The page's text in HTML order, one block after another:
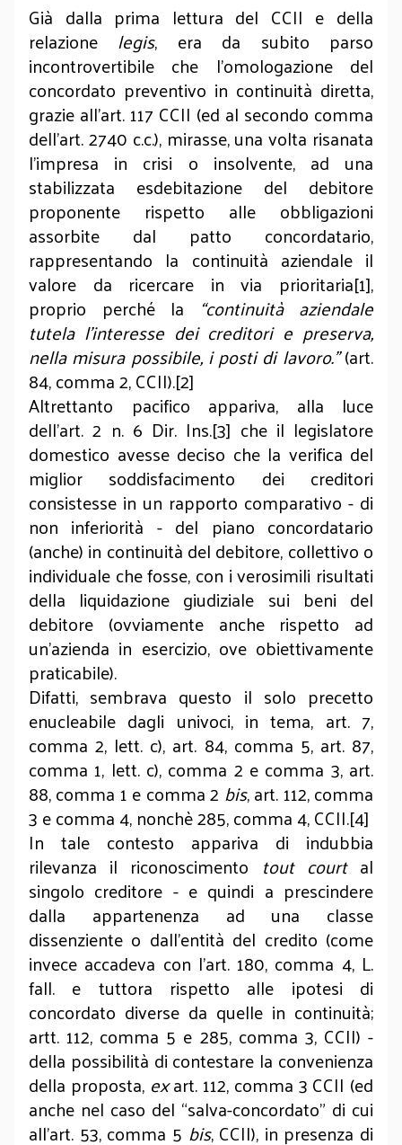
Già dalla prima lettura del CCII e della
relazione legis, era da subito parso
incontrovertibile che l’omologazione del
concordato preventivo in continuità diretta,
grazie all’art. 117 CCII (ed al secondo comma
dell’art. 2740 c.c.), mirasse, una volta risanata
l’impresa in crisi o insolvente, ad una
stabilizzata esdebitazione del debitore
proponente rispetto alle obbligazioni
assorbite dal patto concordatario,
rappresentando la continuità aziendale il
valore da ricercare in via prioritaria[1],
proprio perché la “continuità aziendale
tutela l’interesse dei creditori e preserva,
nella misura possibile, i posti di lavoro.”(art.
84, comma 2, CCII).[2]
Altrettanto pacifico appariva, alla luce
dell’art. 2 n. 6 Dir. Ins.[3] che il legislatore
domestico avesse deciso che la verifica del
miglior soddisfacimento dei creditori
consistesse in un rapporto comparativo - di
non inferiorità - del piano concordatario
(anche) in continuità del debitore, collettivo o
individuale che fosse, con i verosimili risultati
della liquidazione giudiziale sui beni del
debitore (ovviamente anche rispetto ad
un’azienda in esercizio, ove obiettivamente
praticabile).
Difatti, sembrava questo il solo precetto
enucleabile dagli univoci, in tema, art. 7,
comma 2, lett. c), art. 84, comma 5, art. 87,
comma 1, lett. c), comma 2 e comma 3, art.
88, comma 1 e comma 2 bis, art. 112, comma
3 e comma 4, nonchè 285, comma 4, CCII.[4]
In tale contesto appariva di indubbia
rilevanza il riconoscimento tout court al
singolo creditore - e quindi a prescindere
dalla appartenenza ad una classe
dissenziente o dall’entità del credito (come
invece accadeva con l’art. 180, comma 4, L.
fall. e tuttora rispetto alle ipotesi di
concordato diverse da quelle in continuità;
artt. 112, comma 5 e 285, comma 3, CCII) -
della possibilità di contestare la convenienza
della proposta,exart. 112, comma 3 CCII (ed
anche nel caso del “salva-concordato” di cui
all’art. 53, comma 5 bis, CCII), in presenza di